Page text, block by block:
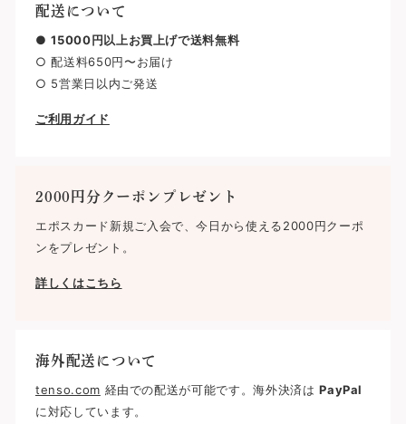
配送について
●15000円以上お買上げで送料無料
○ 配送料650円〜お届け
○ 5営業日以内ご発送
ご利用ガイド
2000円分クーポンプレゼント
エポスカード新規ご入会で、今日から使える2000円クーポ
ンをプレゼント。
詳しくはこちら
海外配送について
tenso.com 経由での配送が可能です。海外決済はPayPal
に対応しています。